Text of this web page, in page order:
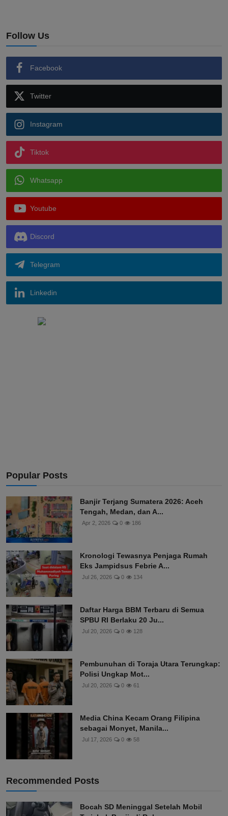
Follow Us
Facebook
Twitter
Instagram
Tiktok
Whatsapp
Youtube
Discord
Telegram
Linkedin
Popular Posts
Banjir Terjang Sumatera 2026: Aceh
Tengah, Medan, dan A...
Apr 2, 2026 0 186
Kronologi Tewasnya Penjaga Rumah
Eks Jampidsus Febrie A...
Jul 26, 2026 0 134
Daftar Harga BBM Terbaru di Semua
SPBU RI Berlaku 20 Ju...
Jul 20, 2026 0 128
Pembunuhan di Toraja Utara Terungkap:
Polisi Ungkap Mot...
Jul 20, 2026 0 61
Media China Kecam Orang Filipina
sebagai Monyet, Manila...
Jul 17, 2026 0 58
Recommended Posts
Bocah SD Meninggal Setelah Mobil